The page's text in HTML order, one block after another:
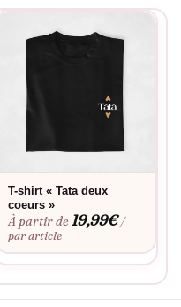
T-shirt « Tata deux
coeurs »
À partir de19,99€ /
par article